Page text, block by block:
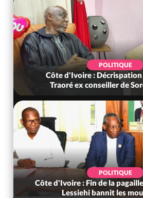
POLITIQUE
Côte d'Ivoire : Décrispation
Traoré ex conseiller de
POLITIQUE
Côte d'Ivoire : Fin de la
Lessiehi bannit les